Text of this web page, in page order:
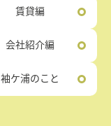
賃貸編
会社紹介編
袖ケ浦のこと